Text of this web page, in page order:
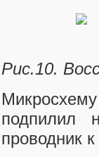
Рис.10.
подпилил
проводник